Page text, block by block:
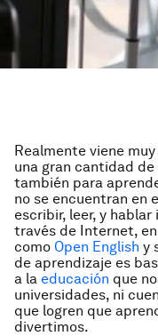
Realmente viene
una gran cantidad
también para
no se encuentran en
escribir, leer, y
través de Internet,
como Open English y
de aprendizaje es
a la educación que
universidades, ni
que logren que
divertimos.